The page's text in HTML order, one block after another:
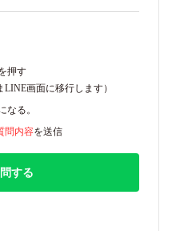
押す
LINE画面に移行します）
なる。
問内容を送信
する